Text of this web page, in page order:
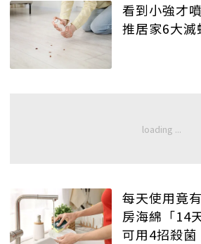
看到小強才
推居家6大
每天使用竟
房海綿「14
可用4招殺菌